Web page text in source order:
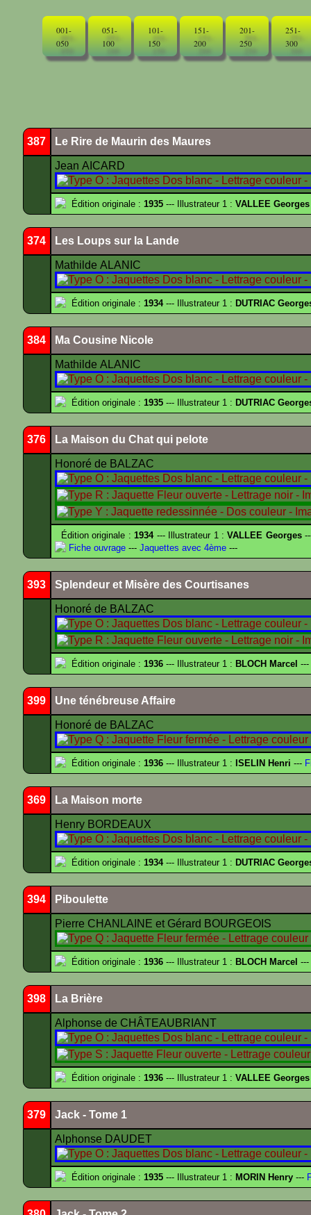
001-
050
051-
100
101-
150
151-
200
201-
250
251-
300
387 Le Rire de Maurin des Maures
Jean AICARD
Édition originale : 1935 --- Illustrateur 1 : VALLEE Georges
374 Les Loups sur la Lande
Mathilde ALANIC
Édition originale : 1934--- Illustrateur 1 : DUTRIAC
384 Ma Cousine Nicole
Mathilde ALANIC
Édition originale : 1935 --- Illustrateur 1 : DUTRIAC
376 La Maison du Chat qui pelote
Honoré de BALZAC
Édition originale :1934--- Illustrateur 1 :VALLEE Georges
Fiche ouvrage --- Jaquettes avec 4ème ---
393 Splendeur et Misère des Courtisanes
Honoré de BALZAC
Édition originale : 1936 --- Illustrateur 1 : BLOCH Marcel ---
399 Une ténébreuse Affaire
Honoré de BALZAC
Édition originale : 1936 --- Illustrateur 1 : ISELIN Henri ---
369 La Maison morte
Henry BORDEAUX
Édition originale : 1934--- Illustrateur 1 : DUTRIAC
394 Piboulette
Pierre CHANLAINE et Gérard BOURGEOIS
Édition originale : 1936 --- Illustrateur 1 : BLOCH Marcel ---
398 La Brière
Alphonse de CHÂTEAUBRIANT
Édition originale : 1936 --- Illustrateur 1 : VALLEE Georges
379 Jack - Tome 1
Alphonse DAUDET
Édition originale : 1935 --- Illustrateur 1 : MORIN Henry ---